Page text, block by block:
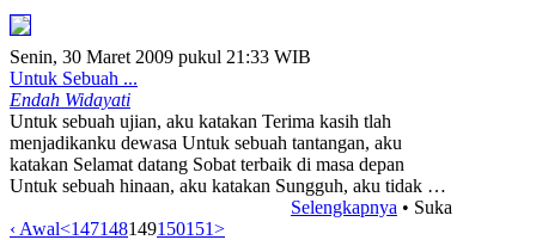
Senin, 30 Maret 2009 pukul 21:33 WIB
Untuk Sebuah ...
Endah Widayati
Untuk sebuah ujian, aku katakan Terima kasih tlah
menjadikanku dewasa Untuk sebuah tantangan, aku
katakan Selamat datang Sobat terbaik di masa depan
Untuk sebuah hinaan, aku katakan Sungguh, aku tidak …
Selengkapnya • Suka
‹ Awal<147148149150151>